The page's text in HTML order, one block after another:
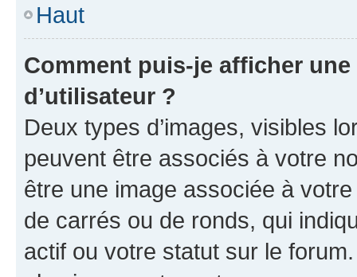
Haut
Comment puis-je afficher
d’utilisateur ?
Deux types d’images, visibles
peuvent être associés à votre
être une image associée à
de carrés ou de ronds, qui
actif ou votre statut sur le